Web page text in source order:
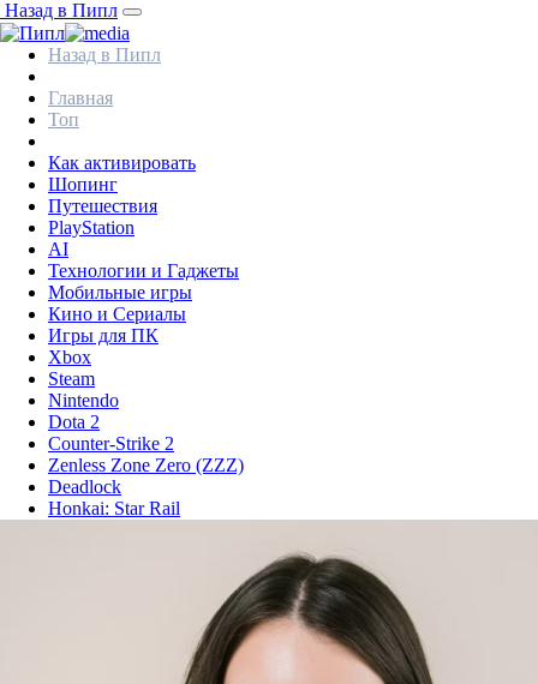
Назад в Пипл
Назад в Пипл
Главная
Топ
Как активировать
Шопинг
Путешествия
PlayStation
AI
Технологии и Гаджеты
Мобильные игры
Кино и Сериалы
Игры для ПК
Xbox
Steam
Nintendo
Dota 2
Counter-Strike 2
Zenless Zone Zero (ZZZ)
Deadlock
Honkai: Star Rail